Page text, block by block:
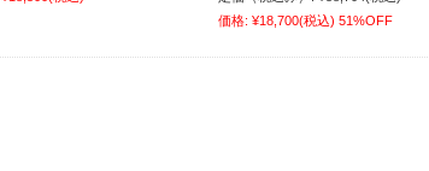
価格: ¥18,700(税込) 51%OFF